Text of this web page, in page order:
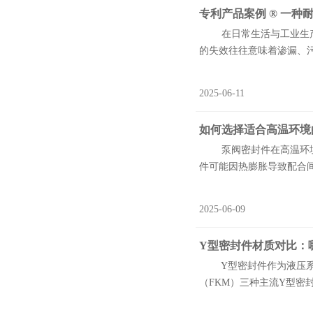
专利产品案例 ® 一种
在日常生活与工业生产
的失效往往意味着渗漏、
2025-06-11
如何选择适合高温环
泵阀密封件在高温环境
件可能因热膨胀导致配合
2025-06-09
Y型密封件材质对比：
Y型密封件作为液压系
（FKM）三种主流Y型密